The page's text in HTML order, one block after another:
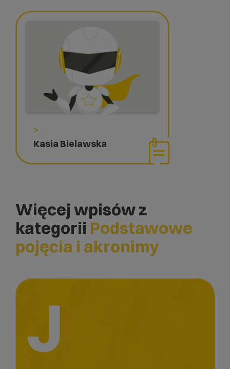
>
Kasia Bielawska
Więcej wpisów z
kategorii Podstawowe
pojęcia i akronimy
J